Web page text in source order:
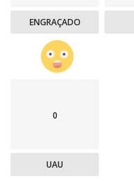
ENGRAÇADO
0
UAU